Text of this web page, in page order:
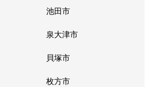
池田市
泉大津市
貝塚市
枚方市